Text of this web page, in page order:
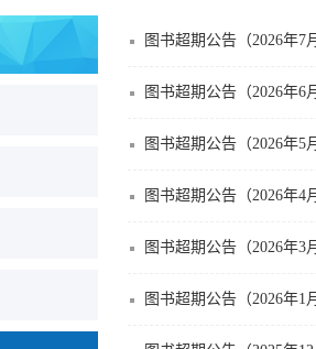
图书超期公告（2026年7
图书超期公告（2026年6
图书超期公告（2026年5
图书超期公告（2026年4
图书超期公告（2026年3
图书超期公告（2026年1